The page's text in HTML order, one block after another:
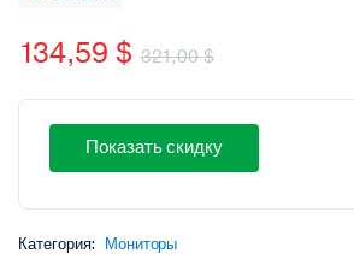
321,00$
цена
составляла
321,00 $.
134,59 $
Текущая
цена:
134,59 $.
Показать скидку
Категория: Мониторы